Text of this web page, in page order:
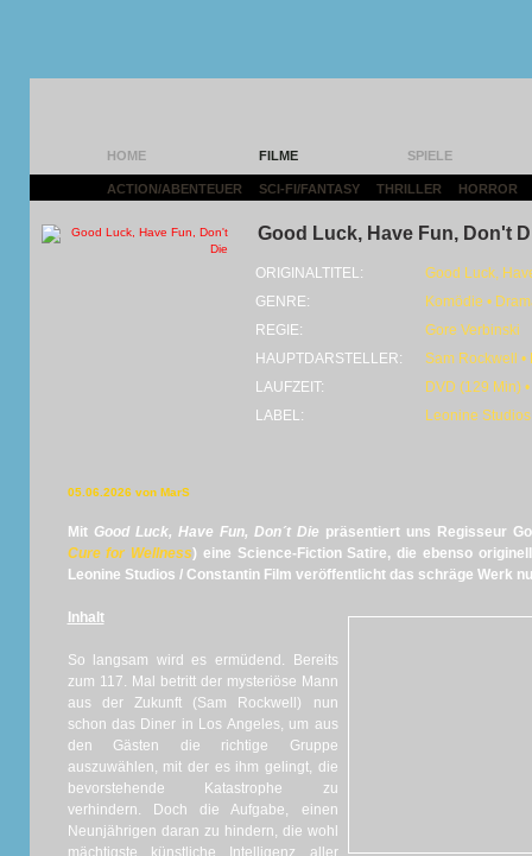
HOME FILME SPIELE
ACTION/ABENTEUER SCI-FI/FANTASY THRILLER HORROR
Good Luck, Have Fun, Don't
ORIGINALTITEL:
Good Luck,
GENRE:
Komödie •
REGIE:
Gore Verbinski
HAUPTDARSTELLER:
Sam Rockwell
LAUFZEIT:
DVD (129 Min)
LABEL:
Leonine
05.06.2026 von MarS
Mit Good Luck, Have Fun, Don´t Die präsentiert uns Regisseur
Cure for Wellness) eine Science-Fiction Satire, die ebenso
Leonine Studios / Constantin Film veröffentlicht das schräge Werk
Inhalt
So langsam wird es ermüdend. Bereits
zum 117. Mal betritt der mysteriöse Mann
aus der Zukunft (Sam Rockwell) nun
schon das Diner in Los Angeles, um aus
den Gästen die richtige Gruppe
auszuwählen, mit der es ihm gelingt, die
bevorstehende Katastrophe zu
verhindern. Doch die Aufgabe, einen
Neunjährigen daran zu hindern, die wohl
mächtigste künstliche Intelligenz aller